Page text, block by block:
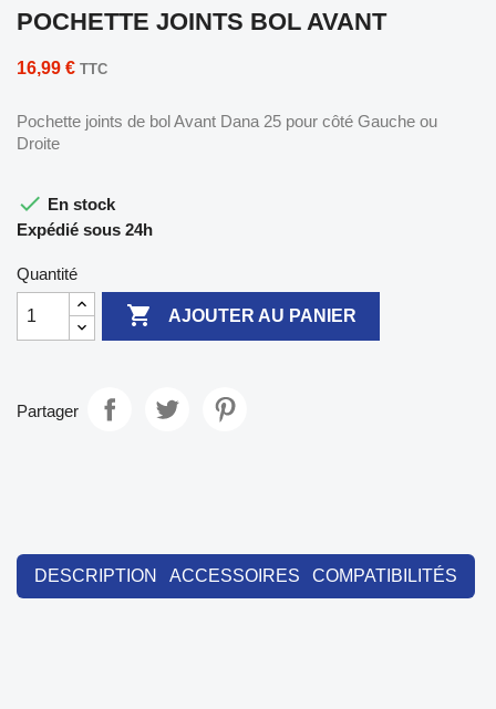
POCHETTE JOINTS BOL AVANT
16,99 € TTC
Pochette joints de bol Avant Dana 25 pour côté Gauche ou
Droite
 En stock
Expédié sous 24h
Quantité
 AJOUTER AU PANIER
Partager
DESCRIPTION ACCESSOIRES COMPATIBILITÉS